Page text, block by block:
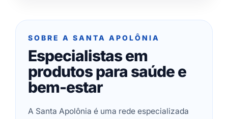
SOBRE A SANTA APOLÔNIA
Especialistas em
produtos para saúde e
bem-estar
A Santa Apolônia é uma rede especializada